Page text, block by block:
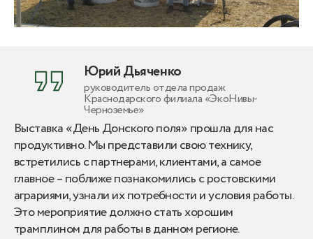
Выставка «День Донского поля» прошла для нас
продуктивно. Мы представили свою технику,
встретились с партнерами, клиентами, а самое
главное – поближе познакомились с ростовскими
аграриями, узнали их потребности и условия работы.
Это мероприятие должно стать хорошим
трамплином для работы в данном регионе.
Юрий Дьяченко
руководитель отдела продаж
Краснодарского филиала «ЭкоНивы-
Черноземье»